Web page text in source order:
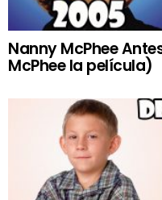
Nanny McPhee
McPhee la película)